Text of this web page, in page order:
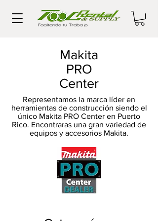
Makita
PRO
Center
Representamos la marca líder en
herramientas de construcción siendo el
único Makita PRO Center en Puerto
Rico. Encontraras una gran variedad de
equipos y accesorios Makita.